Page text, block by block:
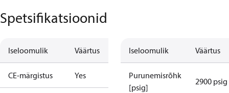
Spetsifikatsioonid
Iseloomulik Väärtus
CE-märgistus Yes
Iseloomulik Väärtus
Purunemisrõhk
[psig]
2900 psig